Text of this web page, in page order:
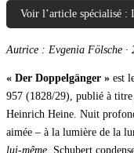
Voir l’article spécialisé :
Autrice : Evgenia Fölsche ·
« Der Doppelgänger » est
957 (1828/29), publié à titre
Heinrich Heine. Nuit
aimée – à la lumière de la
lui-même. Schubert